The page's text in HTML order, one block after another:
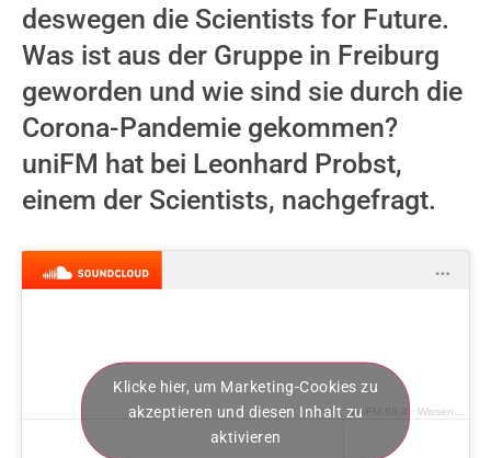
deswegen die Scientists for Future.
Was ist aus der Gruppe in Freiburg
geworden und wie sind sie durch die
Corona-Pandemie gekommen?
uniFM hat bei Leonhard Probst,
einem der Scientists, nachgefragt.
uniFM 88,4 · Wissenschaft für Klimaschutz
Klicke hier, um Marketing-Cookies zu
akzeptieren und diesen Inhalt zu
aktivieren